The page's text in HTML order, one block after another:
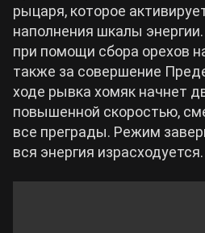
рыцаря, которое
наполнения шкалы
при помощи сбора орехов
также за совершение
ходе рывка хомяк начнет
повышенной скоростью,
все преграды. Режим
вся энергия израсходуется.